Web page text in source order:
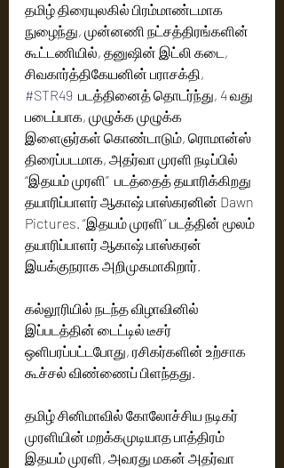
தமிழ் திரையுலகில் பிரம்மாண்டமாக
நுழைந்து, முன்னணி நட்சத்திரங்களின்
கூட்டணியில், தனுஷின் இட்லி கடை,
சிவகார்த்திகேயனின் பராசக்தி,
#STR49
  படத்தினைத் தொடர்ந்து, 4 வது
படைப்பாக, முழுக்க முழுக்க
இளைஞர்கள் கொண்டாடும், ரொமான்ஸ்
திரைப்படமாக, அதர்வா முரளி நடிப்பில்
“இதயம் முரளி”  படத்தைத் தயாரிக்கிறது
தயாரிப்பாளர் ஆகாஷ் பாஸ்கரனின் Dawn
Pictures. “இதயம் முரளி” படத்தின் மூலம்
தயாரிப்பாளர் ஆகாஷ் பாஸ்கரன்
இயக்குநராக அறிமுகமாகிறார்.
கல்லூரியில் நடந்த விழாவினில்
இப்படத்தின் டைட்டில் டீசர்
ஒளிபரப்பட்டபோது, ரசிகர்களின் உற்சாக
கூச்சல் விண்ணைப் பிளந்தது.
தமிழ் சினிமாவில் கோலோச்சிய நடிகர்
முரளியின் மறக்கமுடியாத பாத்திரம்
இதயம் முரளி, அவரது மகன் அதர்வா